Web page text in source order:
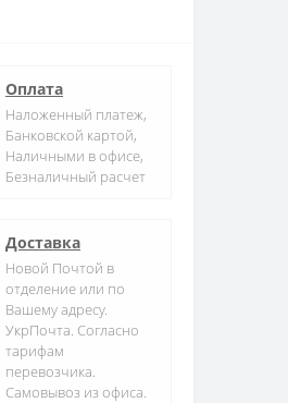
Оплата
Наложенный платеж,
Банковской картой,
Наличными в офисе,
Безналичный расчет
Доставка
Новой Почтой в
отделение или по
Вашему адресу.
УкрПочта. Согласно
тарифам
перевозчика.
Самовывоз из офиса.